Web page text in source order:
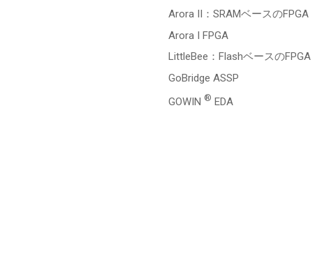
Arora II：SRAMベースのFPGA
Arora I FPGA
LittleBee：FlashベースのFPGA
GoBridge ASSP
GOWIN ® EDA